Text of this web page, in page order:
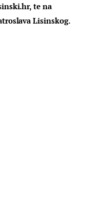
te na
Lisinskog.